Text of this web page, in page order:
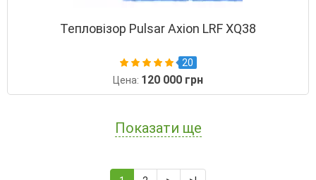
Тепловізор Pulsar Axion LRF XQ38
20
Цена: 120 000 грн
Показати ще